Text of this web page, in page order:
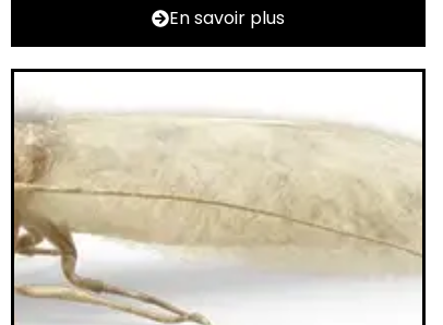
En savoir plus